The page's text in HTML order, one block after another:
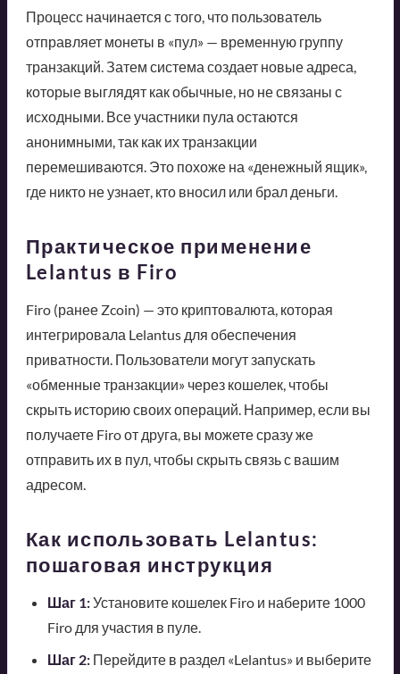
Процесс начинается с того, что пользователь
отправляет монеты в «пул» — временную группу
транзакций. Затем система создает новые адреса,
которые выглядят как обычные, но не связаны с
исходными. Все участники пула остаются
анонимными, так как их транзакции
перемешиваются. Это похоже на «денежный ящик»,
где никто не узнает, кто вносил или брал деньги.
Практическое применение
Lelantus в Firo
Firo (ранее Zcoin) — это криптовалюта, которая
интегрировала Lelantus для обеспечения
приватности. Пользователи могут запускать
«обменные транзакции» через кошелек, чтобы
скрыть историю своих операций. Например, если вы
получаете Firo от друга, вы можете сразу же
отправить их в пул, чтобы скрыть связь с вашим
адресом.
Как использовать Lelantus:
пошаговая инструкция
Шаг 1:Установите кошелек Firo и наберите 1000
Firo для участия в пуле.
Шаг 2:Перейдите в раздел «Lelantus» и выберите